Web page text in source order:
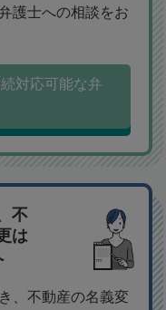
護士への相談をお
対応可能な弁
不
は
、不動産の名義変